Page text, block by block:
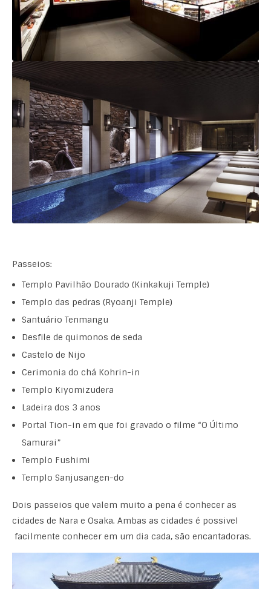
Passeios:
Templo Pavilhão Dourado (Kinkakuji Temple)
Templo das pedras (Ryoanji Temple)
Santuário Tenmangu
Desfile de quimonos de seda
Castelo de Nijo
Cerimonia do chá Kohrin-in
Templo Kiyomizudera
Ladeira dos 3 anos
Portal Tion-in em que foi gravado o filme “O Último
Samurai”
Templo Fushimi
Templo Sanjusangen-do
Dois passeios que valem muito a pena é conhecer as
cidades de Nara e Osaka. Ambas as cidades é possivel
facilmente conhecer em um dia cada, são encantadoras.